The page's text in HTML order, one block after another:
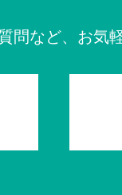
問など、お気